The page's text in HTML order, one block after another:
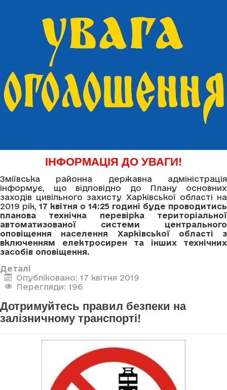
ІНФОРМАЦІЯ ДО УВАГИ!
Зміївська районна державна адміністрація
інформує, що відповідно до Плану основних
заходів цивільного захисту Харківської області на
2019 рік, 17 квітня о 14:25 годині буде проводитись
планова технічна перевірка територіальної
автоматизованої системи центрального
оповіщення населення Харківської області з
включенням електросирен та інших технічних
засобів оповіщення.
Деталі
Опубліковано: 17 квітня 2019
Перегляди: 196
Дотримуйтесь правил безпеки на
залізничному транспорті!